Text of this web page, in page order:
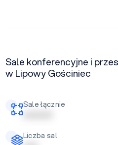
Sale konferencyjne i
w Lipowy Gościniec
Sale łącznie
| | | | | | | | | |
Liczba sal